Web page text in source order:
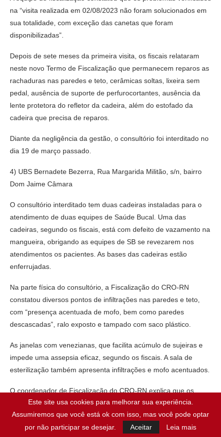
na “visita realizada em 02/08/2023 não foram solucionados em
sua totalidade, com exceção das canetas que foram
disponibilizadas”.
Depois de sete meses da primeira visita, os fiscais relataram
neste novo Termo de Fiscalização que permanecem reparos as
rachaduras nas paredes e teto, cerâmicas soltas, lixeira sem
pedal, ausência de suporte de perfurocortantes, ausência da
lente protetora do refletor da cadeira, além do estofado da
cadeira que precisa de reparos.
Diante da negligência da gestão, o consultório foi interditado no
dia 19 de março passado.
4) UBS Bernadete Bezerra, Rua Margarida Militão, s/n, bairro
Dom Jaime Câmara
O consultório interditado tem duas cadeiras instaladas para o
atendimento de duas equipes de Saúde Bucal. Uma das
cadeiras, segundo os fiscais, está com defeito de vazamento na
mangueira, obrigando as equipes de SB se revezarem nos
atendimentos os pacientes. As bases das cadeiras estão
enferrujadas.
Na parte física do consultório, a Fiscalização do CRO-RN
constatou diversos pontos de infiltrações nas paredes e teto,
com “presença acentuada de mofo, bem como paredes
descascadas”, ralo exposto e tampado com saco plástico.
As janelas com venezianas, que facilita acúmulo de sujeiras e
impede uma assepsia eficaz, segundo os fiscais. A sala de
esterilização também apresenta infiltrações e mofo acentuados.
O coordenador de Fiscalização do CRO-RN explica que os
consultórios interditados ficam sem atendimentos até a gestão
resolver os problemas apontados no Termo de Visita à UBS. No
caso da gestão municipal demora em sanar as irregularidades,
Este site usa cookies para melhorar sua experiência.
Assumiremos que você está ok com isso, mas você pode optar
por não participar se desejar.
Aceitar Leia mais